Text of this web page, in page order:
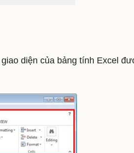
diện của bảng tính Excel